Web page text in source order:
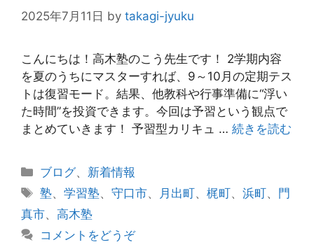
2025年7月11日 by takagi-jyuku
こんにちは！高木塾のこう先生です！ 2学期内容
を夏のうちにマスターすれば、9～10月の定期テス
トは復習モード。結果、他教科や行事準備に“浮い
た時間”を投資できます。今回は予習という観点で
まとめていきます！ 予習型カリキュ … 続きを読む
カ
テ
リ
ー
ブログ、 新着情報
タ
グ
塾、学習塾、守口市、 月出町、梶町、浜町、 門
真市、 高木塾
コメントをどうぞ